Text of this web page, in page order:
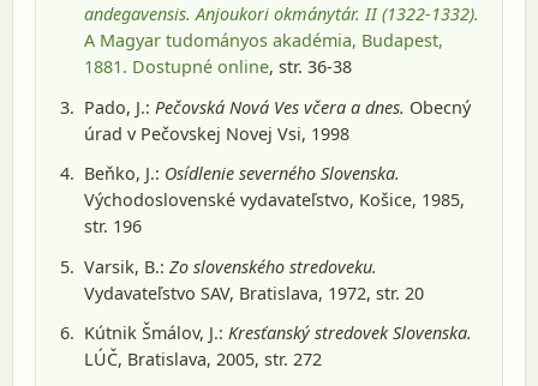
andegavensis. Anjoukori okmánytár. II (1322-1332).
A Magyar tudományos akadémia, Budapest,
1881 . Dostupné online, str. 36-38
Pado, J.: Pečovská Nová Ves včera a dnes. Obecný
úrad v Pečovskej Novej Vsi, 1998
Beňko, J.: Osídlenie severného Slovenska.
Východoslovenské vydavateľstvo, Košice, 1985,
str. 196
Varsik, B.: Zo slovenského stredoveku.
Vydavateľstvo SAV, Bratislava, 1972, str. 20
Kútnik Šmálov, J.: Kresťanský stredovek Slovenska.
LÚČ, Bratislava, 2005, str. 272